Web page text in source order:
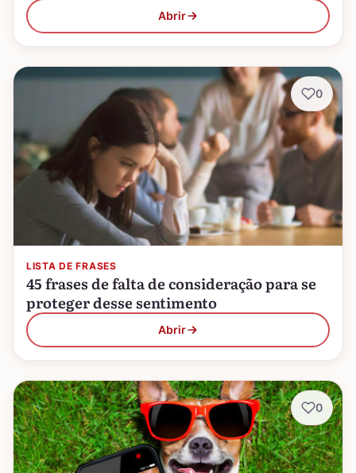
Abrir
LISTA DE FRASES
45 frases de falta de consideração para se
proteger desse sentimento
Abrir
0
0